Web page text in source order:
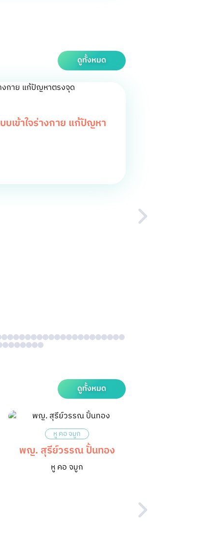
ดูทั้งหมด
เข้าใจร่างกาย แก้ปัญหา
ดูทั้งหมด
หู คอ จมูก
พญ. สุรีย์วรรณ ปั้นทอง
หู คอ จมูก